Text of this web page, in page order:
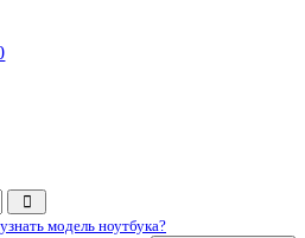
модель ноутбука?